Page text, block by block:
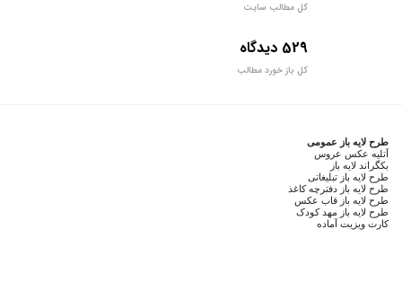
کل مطالب سایت
529 دیدگاه
کل باز خورد مطالب
طرح لایه باز عمومی
آتلیه عکس عروس
بکگراند لایه باز
طرح لایه باز تبلیغاتی
طرح لایه باز دفترچه کاغذ
طرح لایه باز قاب عکس
طرح لایه باز مهد کودک
کارت ویزیت آماده